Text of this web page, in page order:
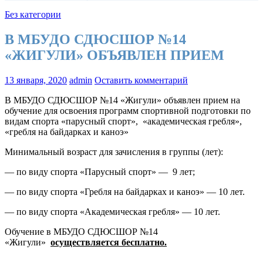
Без категории
В МБУДО СДЮСШОР №14
«ЖИГУЛИ» ОБЪЯВЛЕН ПРИЕМ
13 января, 2020 admin Оставить комментарий
В МБУДО СДЮСШОР №14 «Жигули» объявлен прием на
обучение для освоения программ спортивной подготовки по
видам спорта «парусный спорт», «академическая гребля»,
«гребля на байдарках и каноэ»
Минимальный возраст для зачисления в группы (лет):
— по виду спорта «Парусный спорт» — 9 лет;
— по виду спорта «Гребля на байдарках и каноэ» — 10 лет.
— по виду спорта «Академическая гребля» — 10 лет.
Обучение в МБУДО СДЮСШОР №14
«Жигули» осуществляется бесплатно.